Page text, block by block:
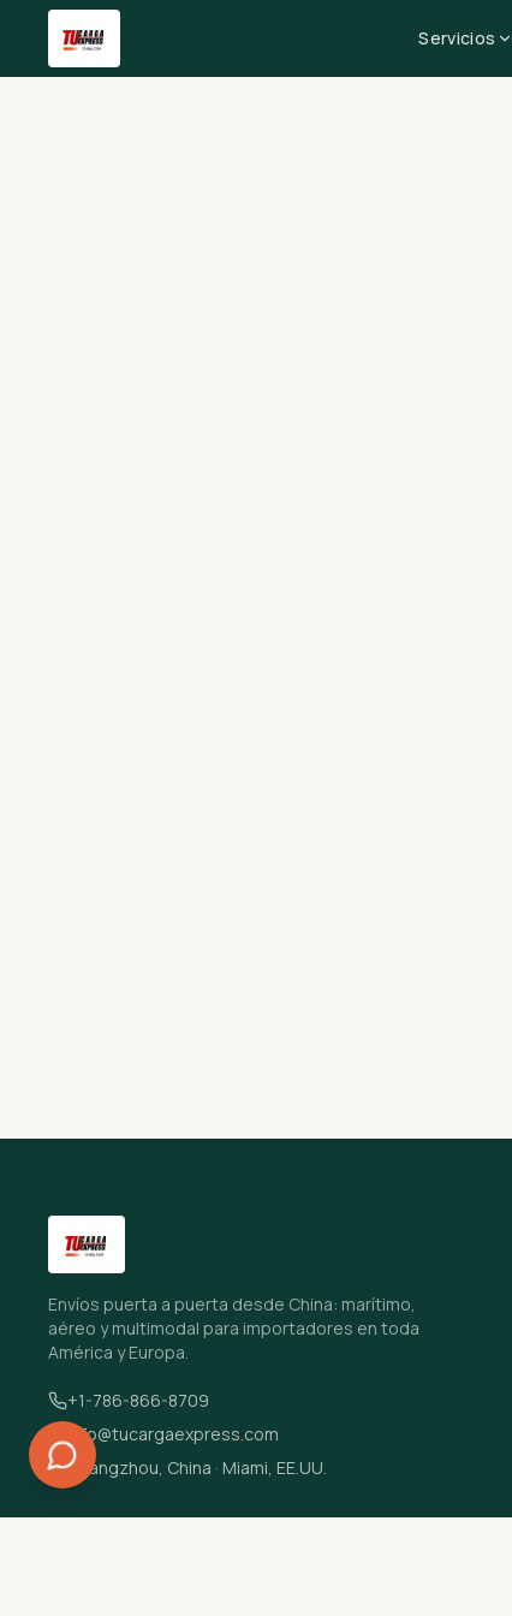
Servicios
Envíos puerta a puerta desde China: marítimo,
aéreo y multimodal para importadores en toda
América y Europa.
+1-786-866-8709
info@tucargaexpress.com
Guangzhou, China · Miami, EE.UU.